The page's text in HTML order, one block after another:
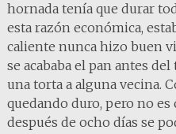
hornada tenía que durar
esta razón económica,
caliente nunca hizo buen
se acababa el pan antes
una torta a alguna vecina.
quedando duro, pero no es
después de ocho días se